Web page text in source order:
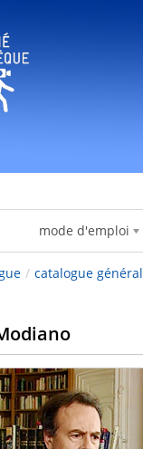
mode d'emploi
/ catalogue général